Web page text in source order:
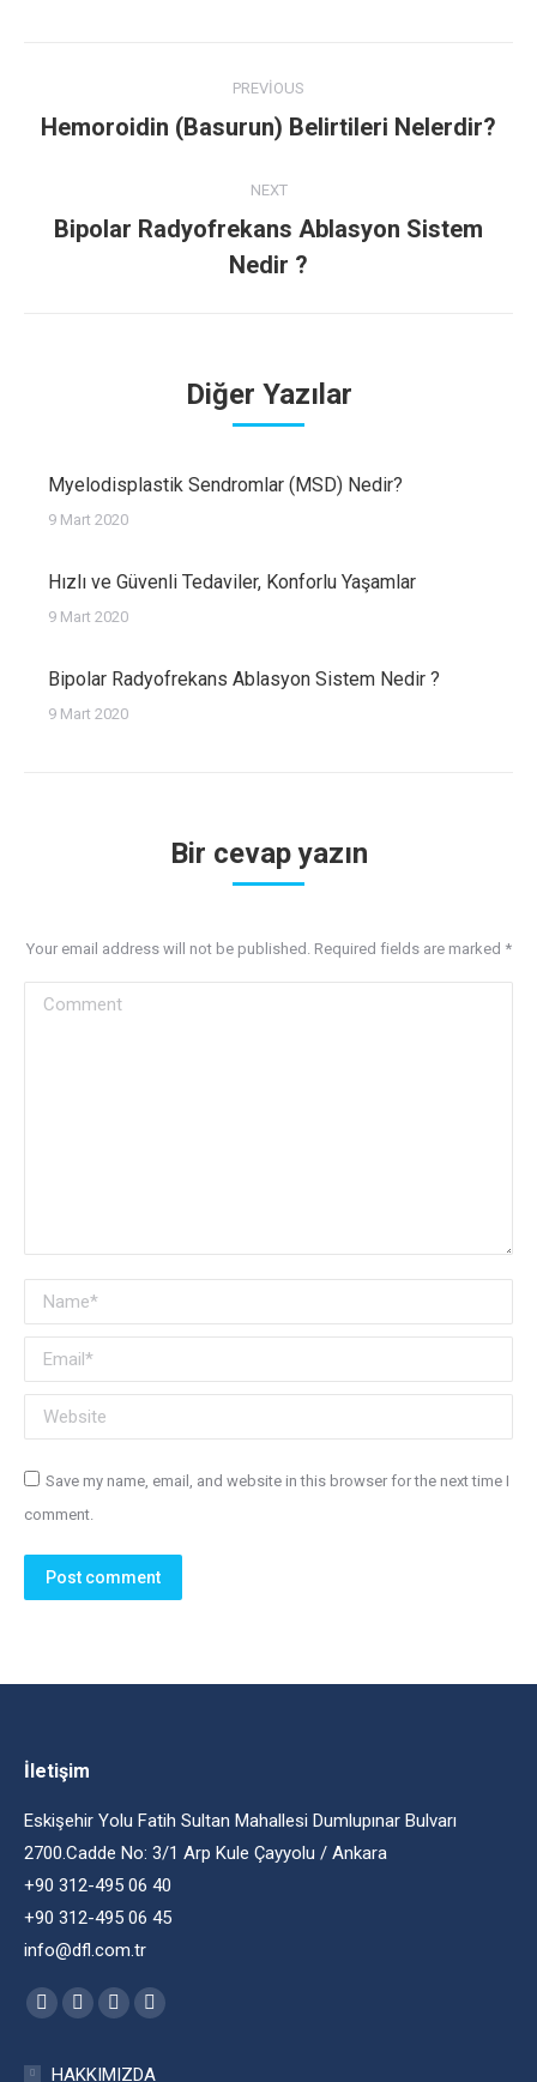
navigation
PREVIOUS
Previous
Hemoroidin (Basurun) Belirtileri Nelerdir?
NEXT
Next
post:
Bipolar Radyofrekans Ablasyon Sistem
Nedir ?
Diğer Yazılar
Myelodisplastik Sendromlar (MSD) Nedir?
9 Mart 2020
Hızlı ve Güvenli Tedaviler, Konforlu Yaşamlar
9 Mart 2020
Bipolar Radyofrekans Ablasyon Sistem Nedir ?
9 Mart 2020
Bir cevap yazın
Your email address will not be published. Required fields are marked *
Comment
Name *
Email *
Website
Save my name, email, and website in this browser for the next time I
comment.
Post comment
İletişim
Eskişehir Yolu Fatih Sultan Mahallesi Dumlupınar Bulvarı
2700.Cadde No: 3/1 Arp Kule Çayyolu / Ankara
+90 312-495 06 40
+90 312-495 06 45
info@dfl.com.tr
Find us on:
Facebook
TwitterYouTubeInstagram
HAKKIMIZDA